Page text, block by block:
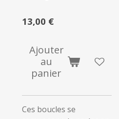
13,00 €
Ajouter
au
panier
Ces boucles se